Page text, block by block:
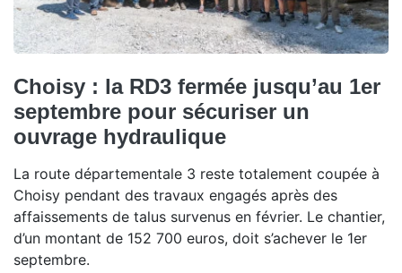
Choisy : la RD3 fermée jusqu’au 1er
septembre pour sécuriser un
ouvrage hydraulique
La route départementale 3 reste totalement coupée à
Choisy pendant des travaux engagés après des
affaissements de talus survenus en février. Le chantier,
d’un montant de 152 700 euros, doit s’achever le 1er
septembre.